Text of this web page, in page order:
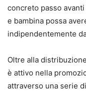
concreto passo
e bambina possa
indipendentemente
Oltre alla
è attivo nella
attraverso una serie